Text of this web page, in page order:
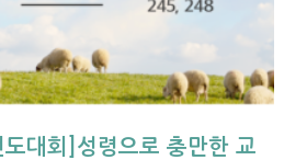
대회]성령으로 충만한 교